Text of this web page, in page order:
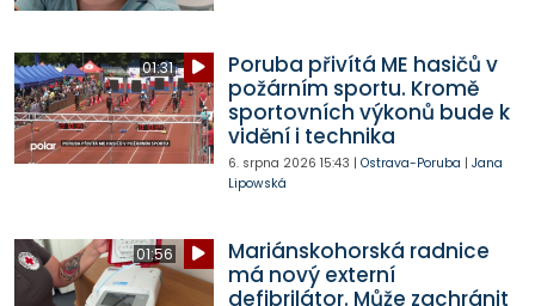
01:31
Poruba přivítá ME hasičů v
požárním sportu. Kromě
sportovních výkonů bude k
vidění i technika
6. srpna 2026 15:43 | Ostrava-Poruba | Jana
Lipowská
01:56
Mariánskohorská radnice
má nový externí
defibrilátor. Může zachránit